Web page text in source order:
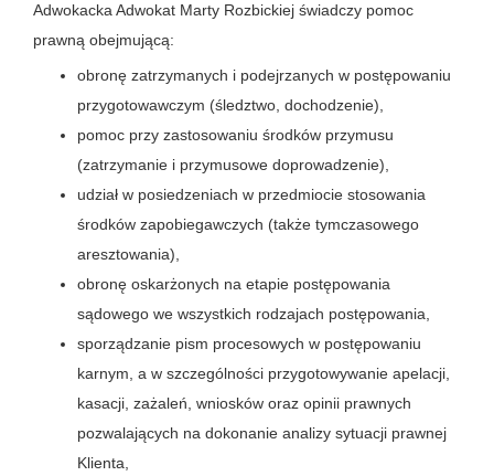
Adwokacka Adwokat Marty Rozbickiej świadczy pomoc
prawną obejmującą:
obronę zatrzymanych i podejrzanych w postępowaniu
przygotowawczym (śledztwo, dochodzenie),
pomoc przy zastosowaniu środków przymusu
(zatrzymanie i przymusowe doprowadzenie),
udział w posiedzeniach w przedmiocie stosowania
środków zapobiegawczych (także tymczasowego
aresztowania),
obronę oskarżonych na etapie postępowania
sądowego we wszystkich rodzajach postępowania,
sporządzanie pism procesowych w postępowaniu
karnym, a w szczególności przygotowywanie apelacji,
kasacji, zażaleń, wniosków oraz opinii prawnych
pozwalających na dokonanie analizy sytuacji prawnej
Klienta,